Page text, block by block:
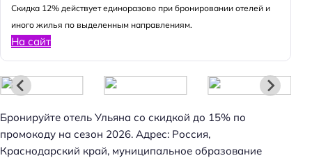
Cкидка 12% действует единоразово при бронировании отелей и
иного жилья по выделенным направлениям.
На сайт
Бронируйте отель Ульяна со скидкой до 15% по
промокоду на сезон 2026. Адрес: Россия,
Краснодарский край, муниципальное образование
а
й
т
и
: